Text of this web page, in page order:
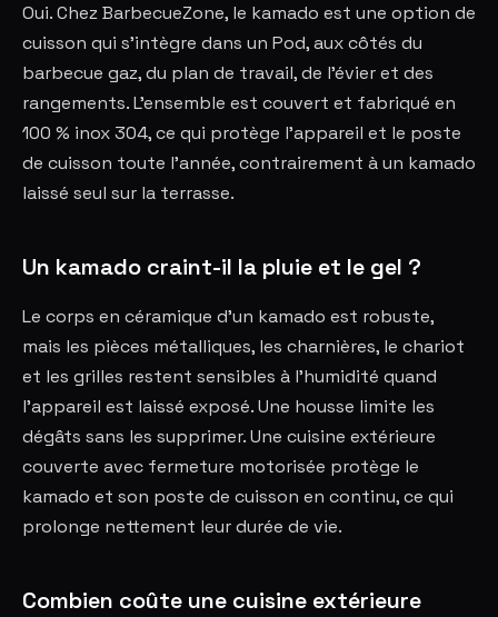
Oui. Chez BarbecueZone, le kamado est une option de
cuisson qui s'intègre dans un Pod, aux côtés du
barbecue gaz, du plan de travail, de l'évier et des
rangements. L'ensemble est couvert et fabriqué en
100 % inox 304, ce qui protège l'appareil et le poste
de cuisson toute l'année, contrairement à un kamado
laissé seul sur la terrasse.
Un kamado craint-il la pluie et le gel ?
Le corps en céramique d'un kamado est robuste,
mais les pièces métalliques, les charnières, le chariot
et les grilles restent sensibles à l'humidité quand
l'appareil est laissé exposé. Une housse limite les
dégâts sans les supprimer. Une cuisine extérieure
couverte avec fermeture motorisée protège le
kamado et son poste de cuisson en continu, ce qui
prolonge nettement leur durée de vie.
Combien coûte une cuisine extérieure